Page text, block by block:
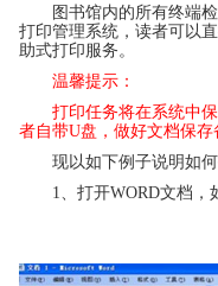
图书馆内的所有终端
打印管理系统，读者可以
助式打印服务。
温馨提示：
打印任务将在系统中
者自带U盘，做好文档保
现以如下例子说明如
1、打开WORD文档，